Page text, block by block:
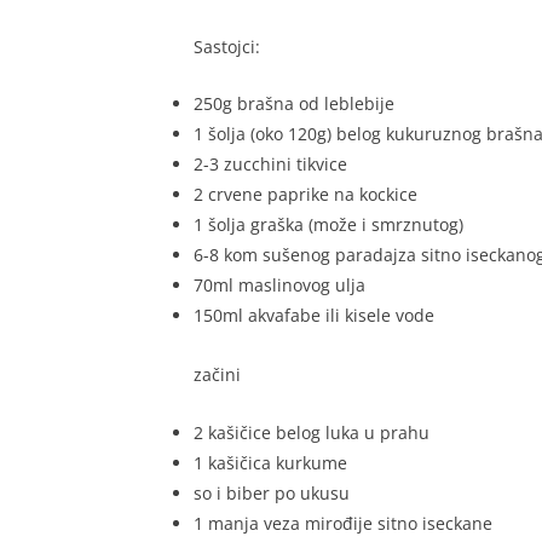
Sastojci:
250g brašna od leblebije
1 šolja (oko 120g) belog kukuruznog brašna
2-3 zucchini tikvice
2 crvene paprike na kockice
1 šolja graška (može i smrznutog)
6-8 kom sušenog paradajza sitno
70ml maslinovog ulja
150ml akvafabe ili kisele vode
začini
2 kašičice belog luka u prahu
1 kašičica kurkume
so i biber po ukusu
1 manja veza mirođije sitno iseckane